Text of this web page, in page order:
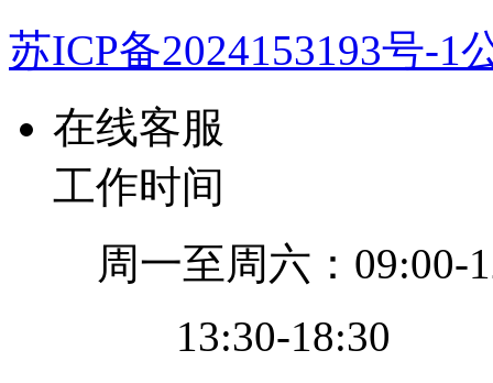
苏ICP备2024153193号-1
在线客服
工作时间
周一至周六：09:00-
13:30-18:30